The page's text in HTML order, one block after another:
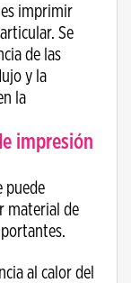
imprimir
Se
de las
y la
la
impresión
puede
material de
al calor del